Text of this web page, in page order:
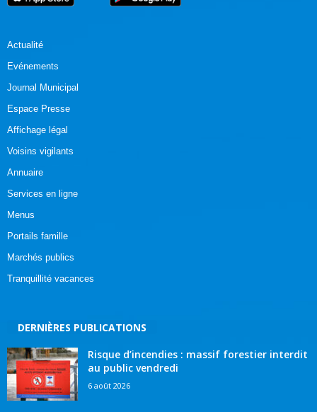
Actualité
Evénements
Journal Municipal
Espace Presse
Affichage légal
Voisins vigilants
Annuaire
Services en ligne
Menus
Portails famille
Marchés publics
Tranquillité vacances
DERNIÈRES PUBLICATIONS
Risque d’incendies : massif forestier interdit
au public vendredi
6 août 2026